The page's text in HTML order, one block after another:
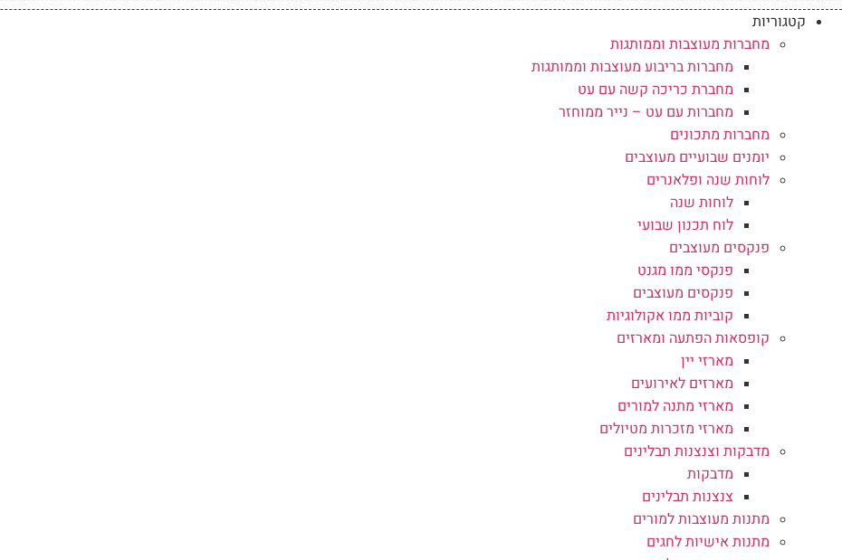
קטגוריות
מחברות מעוצבות וממותגות
מחברות בריבוע מעוצבות וממותגות
מחברת כריכה קשה עם עט
מחברות עם עט – נייר ממוחזר
מחברות מתכונים
יומנים שבועיים מעוצבים
לוחות שנה ופלאנרים
לוחות שנה
לוח תכנון שבועי
פנקסים מעוצבים
פנקסי ממו מגנט
פנקסים מעוצבים
קוביות ממו אקולוגיות
קופסאות הפתעה ומארזים
מארזי יין
מארזים לאירועים
מארזי מתנה למורים
מארזי מזכרות מטיולים
מדבקות וצנצנות תבלינים
מדבקות
צנצנות תבלינים
מתנות מעוצבות למורים
מתנות אישיות לחגים